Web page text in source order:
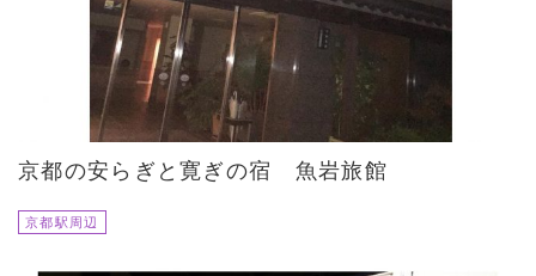
京都の安らぎと寛ぎの宿 魚岩旅館
京都駅周辺